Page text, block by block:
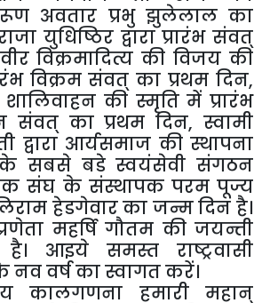
अवतार प्रभु झुलेलाल का
युधिष्ठिर द्वारा प्रारंभ संवत्
विक्रमादित्य की विजय की
विक्रम संवत् का प्रथम दिन,
शालिवाहन की स्मृति में प्रारंभ
संवत् का प्रथम दिन, स्वामी
द्वारा आर्यसमाज की स्थापना
के सबसे बडे स्वयंसेवी संगठन
संघ के संस्थापक परम पूज्य
हेडगेवार का जन्म दिन है।
महर्षि गौतम की जयन्ती
आइये समस्त राष्ट्रवासी
नव वर्ष का स्वागत करें।
कालगणना हमारी महान्